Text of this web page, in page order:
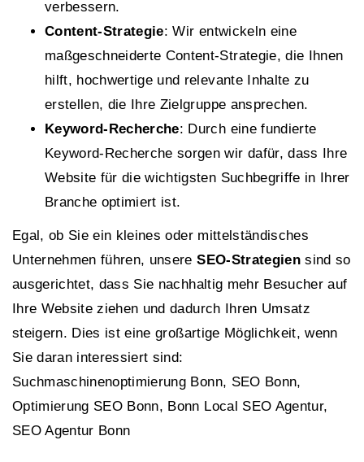
verbessern.
Content-Strategie: Wir entwickeln eine
maßgeschneiderte Content-Strategie, die Ihnen
hilft, hochwertige und relevante Inhalte zu
erstellen, die Ihre Zielgruppe ansprechen.
Keyword-Recherche: Durch eine fundierte
Keyword-Recherche sorgen wir dafür, dass Ihre
Website für die wichtigsten Suchbegriffe in Ihrer
Branche optimiert ist.
Egal, ob Sie ein kleines oder mittelständisches
Unternehmen führen, unsereSEO-Strategiensind so
ausgerichtet, dass Sie nachhaltig mehr Besucher auf
Ihre Website ziehen und dadurch Ihren Umsatz
steigern. Dies ist eine großartige Möglichkeit, wenn
Sie daran interessiert sind:
Suchmaschinenoptimierung Bonn, SEO Bonn,
Optimierung SEO Bonn, Bonn Local SEO Agentur,
SEO Agentur Bonn